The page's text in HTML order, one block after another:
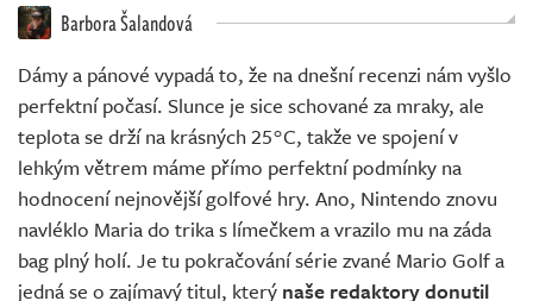
Barbora Šalandová
Dámy a pánové vypadá to, že na dnešní recenzi nám vyšlo
perfektní počasí. Slunce je sice schované za mraky, ale
teplota se drží na krásných 25°C, takže ve spojení v
lehkým větrem máme přímo perfektní podmínky na
hodnocení nejnovější golfové hry. Ano, Nintendo znovu
navléklo Maria do trika s límečkem a vrazilo mu na záda
bag plný holí. Je tu pokračování série zvané Mario Golf a
jedná se o zajímavý titul, který naše redaktory donutil